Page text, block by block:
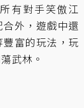
有對手笑傲江
外，遊戲中還
富的玩法，玩
武林。